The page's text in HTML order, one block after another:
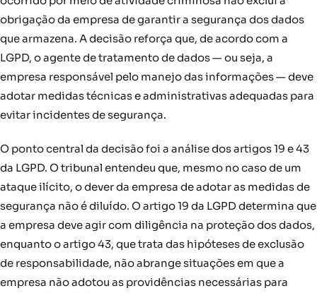
obrigação da empresa de garantir a segurança dos dados
que armazena. A decisão reforça que, de acordo com a
LGPD, o agente de tratamento de dados — ou seja, a
empresa responsável pelo manejo das informações — deve
adotar medidas técnicas e administrativas adequadas para
evitar incidentes de segurança.
O ponto central da decisão foi a análise dos artigos 19 e 43
da LGPD. O tribunal entendeu que, mesmo no caso de um
ataque ilícito, o dever da empresa de adotar as medidas de
segurança não é diluído. O artigo 19 da LGPD determina que
a empresa deve agir com diligência na proteção dos dados,
enquanto o artigo 43, que trata das hipóteses de exclusão
de responsabilidade, não abrange situações em que a
empresa não adotou as providências necessárias para